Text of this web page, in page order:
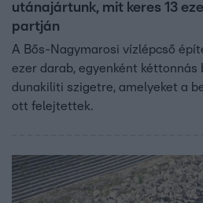
utánajártunk, mit keres 13
partján
A Bős-Nagymarosi vízlépcső
ezer darab, egyenként
dunakiliti szigetre, amelyeket a
ott felejtettek.